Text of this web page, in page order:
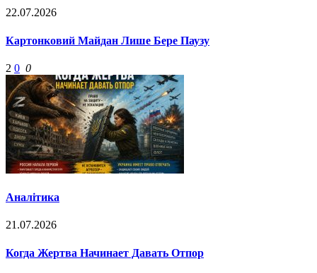
22.07.2026
Картонковий Майдан Лише Бере Паузу
2 0 0
Аналітика
21.07.2026
Когда Жертва Начинает Давать Отпор